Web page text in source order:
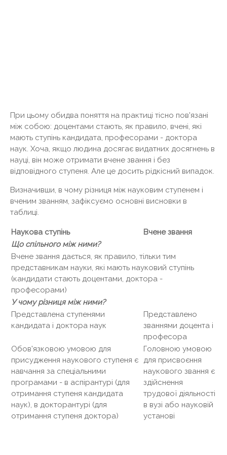
При цьому обидва поняття на практиці тісно пов'язані
між собою: доцентами стають, як правило, вчені, які
мають ступінь кандидата, професорами - доктора
наук. Хоча, якщо людина досягає видатних досягнень в
науці, він може отримати вчене звання і без
відповідного ступеня. Але це досить рідкісний випадок.
Визначивши, в чому різниця між науковим ступенем і
вченим званням, зафіксуємо основні висновки в
таблиці.
Наукова ступінь
Вчене звання
Що спільного між ними?
Вчене звання дається, як правило, тільки тим
представникам науки, які мають науковий ступінь
(кандидати стають доцентами, доктора -
професорами)
У чому різниця між ними?
Представлена ​​ступенями
кандидата і доктора наук
Представлено
званнями доцента і
професора
Обов'язковою умовою для
присудження наукового ступеня є
навчання за спеціальними
програмами - в аспірантурі (для
отримання ступеня кандидата
наук), в докторантурі (для
отримання ступеня доктора)
Головною умовою
для присвоєння
наукового звання є
здійснення
трудової діяльності
в вузі або науковій
установі